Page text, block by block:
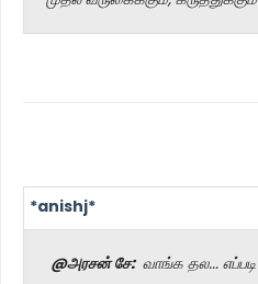
*anishj*
@அரசன் சே: வாங்க தல...